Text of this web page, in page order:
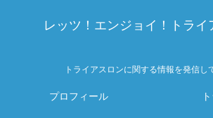
レッツ！エンジョイ！トライ
トライアスロンに関する情報を発信し
プロフィール